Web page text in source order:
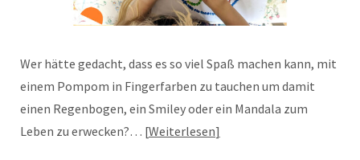
Wer hätte gedacht, dass es so viel Spaß machen kann, mit
einem Pompom in Fingerfarben zu tauchen um damit
einen Regenbogen, ein Smiley oder ein Mandala zum
Leben zu erwecken?… Weiterlesen